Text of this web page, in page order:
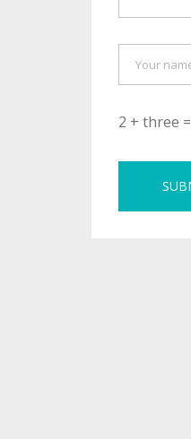
2 + three =